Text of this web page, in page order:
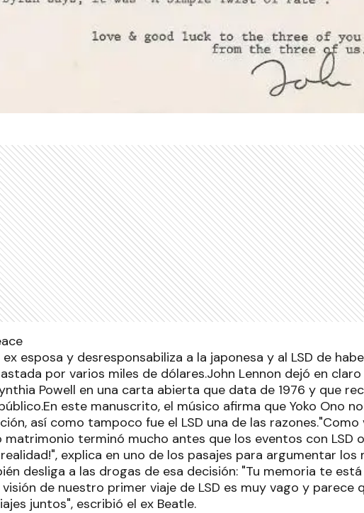
esposa y desresponsabiliza a la japonesa y al LSD de
por varios miles de dólares.John Lennon dejó en
Powell en una carta abierta que data de 1976 y que
este manuscrito, el músico afirma que Yoko Ono
así como tampoco fue el LSD una de las razones."Como
terminó mucho antes que los eventos con LSD
realidad!", explica en uno de los pasajes para argumentar
desliga a las drogas de esa decisión: "Tu memoria te
de nuestro primer viaje de LSD es muy vago y parece
juntos", escribió el ex Beatle.